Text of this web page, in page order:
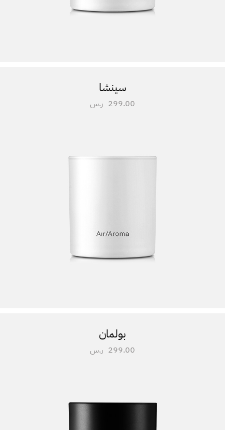
سينشا
299.00 ر.س
بولمان
299.00 ر.س